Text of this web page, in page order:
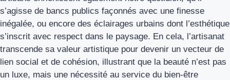
s’agisse de bancs publics façonnés avec une finesse
inégalée, ou encore des éclairages urbains dont l’esthétique
s’inscrit avec respect dans le paysage. En cela, l’artisanat
transcende sa valeur artistique pour devenir un vecteur de
lien social et de cohésion, illustrant que la beauté n’est pas
un luxe, mais une nécessité au service du bien-être